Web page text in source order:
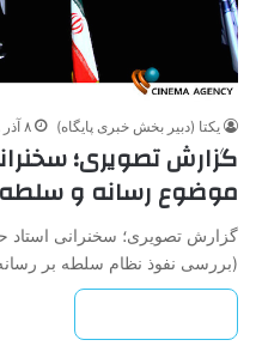
یکتا (دبیر بخش خبری پایگاه) ۸ آذر ۱۳۹۸
گزارش تصویری؛
موضوع رسانه و سلطه
گزارش تصویری؛ سخنرانی
(بررسی نفوذ نظام سلطه بر رسانه‌های